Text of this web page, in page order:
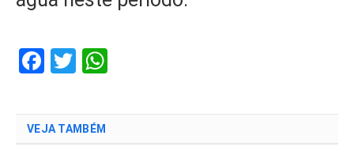
Facebook
Twitter
VEJA TAMBÉM